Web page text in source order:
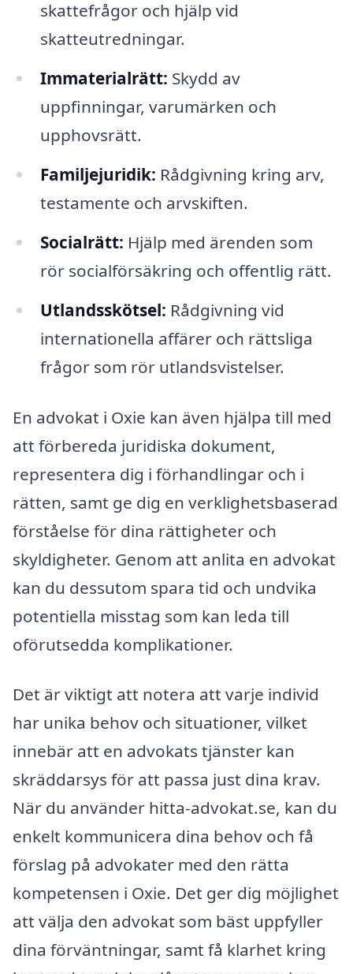
skattefrågor och hjälp vid
skatteutredningar.
Immaterialrätt: Skydd av
uppfinningar, varumärken och
upphovsrätt.
Familjejuridik: Rådgivning kring arv,
testamente och arvskiften.
Socialrätt: Hjälp med ärenden som
rör socialförsäkring och offentlig rätt.
Utlandsskötsel: Rådgivning vid
internationella affärer och rättsliga
frågor som rör utlandsvistelser.
En advokat i Oxie kan även hjälpa till med
att förbereda juridiska dokument,
representera dig i förhandlingar och i
rätten, samt ge dig en verklighetsbaserad
förståelse för dina rättigheter och
skyldigheter. Genom att anlita en advokat
kan du dessutom spara tid och undvika
potentiella misstag som kan leda till
oförutsedda komplikationer.
Det är viktigt att notera att varje individ
har unika behov och situationer, vilket
innebär att en advokats tjänster kan
skräddarsys för att passa just dina krav.
När du använder hitta-advokat.se, kan du
enkelt kommunicera dina behov och få
förslag på advokater med den rätta
kompetensen i Oxie. Det ger dig möjlighet
att välja den advokat som bäst uppfyller
dina förväntningar, samt få klarhet kring